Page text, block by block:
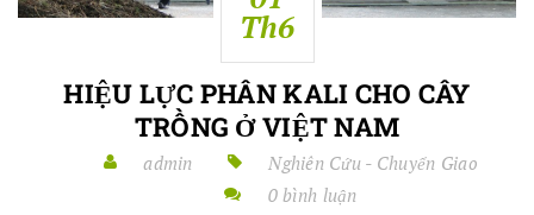
Th6
HIỆU LỰC PHÂN KALI CHO CÂY
TRỒNG Ở VIỆT NAM
admin
Nghiên Cứu - Chuyển Giao
0 bình luận